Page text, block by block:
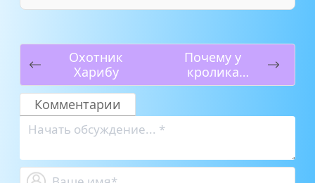
Охотник
Харибу
Почему у
кролика
дрожит нос
Комментарии